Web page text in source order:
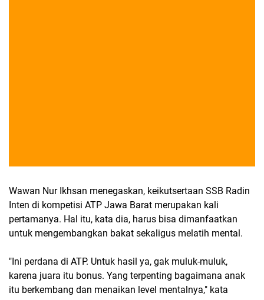
Wawan Nur Ikhsan menegaskan, keikutsertaan SSB Radin
Inten di kompetisi ATP Jawa Barat merupakan kali
pertamanya. Hal itu, kata dia, harus bisa dimanfaatkan
untuk mengembangkan bakat sekaligus melatih mental.
"Ini perdana di ATP. Untuk hasil ya, gak muluk-muluk,
karena juara itu bonus. Yang terpenting bagaimana anak
itu berkembang dan menaikan level mentalnya," kata